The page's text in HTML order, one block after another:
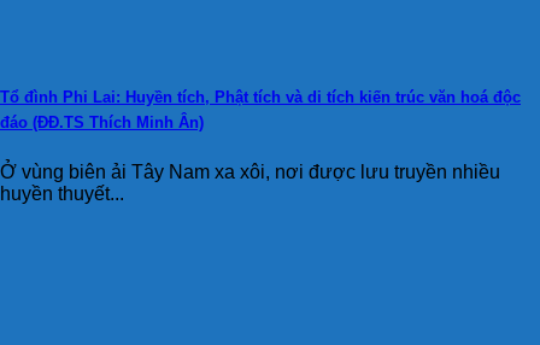
Tổ đình Phi Lai: Huyền tích, Phật tích và di tích kiến trúc văn hoá độc
đáo (ĐĐ.TS Thích Minh Ân)
Ở vùng biên ải Tây Nam xa xôi, nơi được lưu truyền nhiều
huyền thuyết...